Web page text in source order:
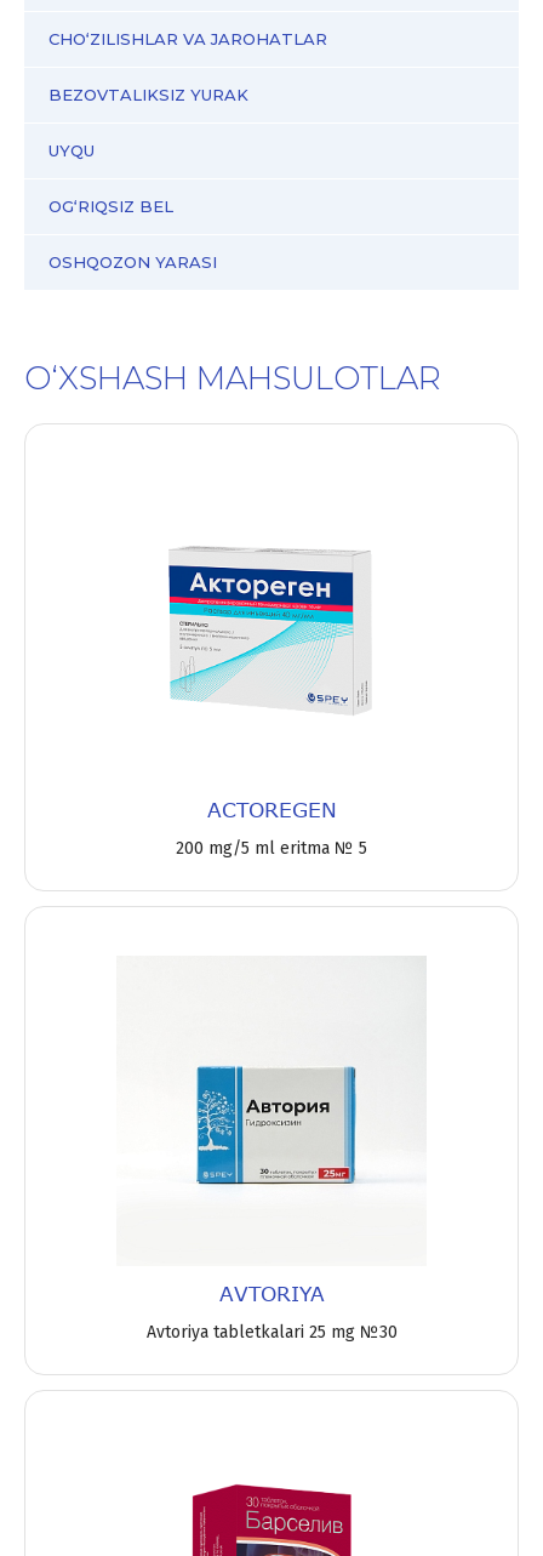
CHO‘ZILISHLAR VA JAROHATLAR
BEZOVTALIKSIZ YURAK
UYQU
OG‘RIQSIZ BEL
OSHQOZON YARASI
O‘XSHASH MAHSULOTLAR
ACTOREGEN
200 mg/5 ml eritma № 5
AVTORIYA
Avtoriya tabletkalari 25 mg №30